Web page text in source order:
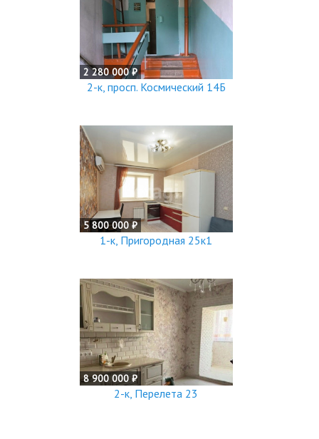
2 280 000 ₽
2-к, просп. Космический 14Б
5 800 000 ₽
1-к, Пригородная 25к1
8 900 000 ₽
2-к, Перелета 23